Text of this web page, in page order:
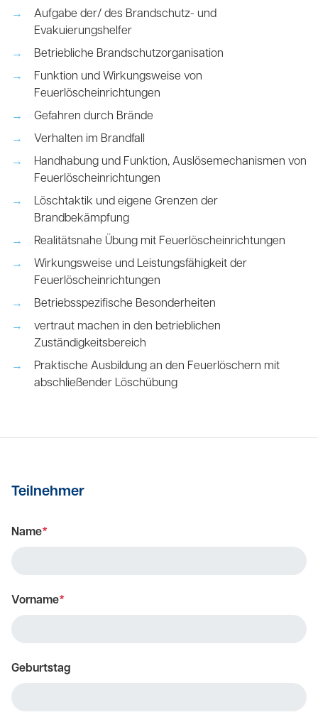
Aufgabe der/ des Brandschutz- und
Evakuierungshelfer
Betriebliche Brandschutzorganisation
Funktion und Wirkungsweise von
Feuerlöscheinrichtungen
Gefahren durch Brände
Verhalten im Brandfall
Handhabung und Funktion, Auslösemechanismen von
Feuerlöscheinrichtungen
Löschtaktik und eigene Grenzen der
Brandbekämpfung
Realitätsnahe Übung mit Feuerlöscheinrichtungen
Wirkungsweise und Leistungsfähigkeit der
Feuerlöscheinrichtungen
Betriebsspezifische Besonderheiten
vertraut machen in den betrieblichen
Zuständigkeitsbereich
Praktische Ausbildung an den Feuerlöschern mit
abschließender Löschübung
Teilnehmer
Name*
Vorname*
Geburtstag